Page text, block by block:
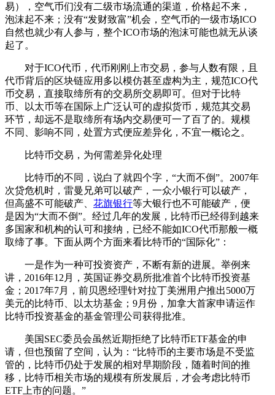
易），空气币们没有二级市场流通的渠道，价格起不来，
泡沫起不来；没有“发财致富”机会，空气币的一级市场ICO
自然也就少有人参与，整个ICO市场的泡沫可能也就无从谈
起了。
对于ICO代币，代币刚刚上市交易，参与人数有限，且
代币背后的区块链应用多以模仿甚至虚构为主，规范ICO代
币交易，直接取缔所有的交易所交易即可。但对于比特
币、以太币等在国际上广泛认可的虚拟货币，规范其交易
环节，却远不是取缔所有场内交易便可一了百了的。规模
不同、影响不同，处置方式便应差异化，不宜一概论之。
比特币交易，为何需差异化处理
比特币的不同，说白了就四个字，“大而不倒”。2007年
次贷危机时，雷曼兄弟可以破产，一众小银行可以破产，
但高盛不可能破产、 花旗银行等大银行也不可能破产，便
是因为“大而不倒”。经过几年的发展，比特币已经得到越来
多国家和机构的认可和接纳，已经不能如ICO代币那般一概
取缔了事。下面从两个方面来看比特币的“国际化”：
一是作为一种可投资资产，不断有新的进展。举例来
讲，2016年12月，英国证券交易所批准首个比特币投资基
金；2017年7月，前贝恩经理针对拉丁美洲用户推出5000万
美元的比特币、以太坊基金；9月份，加拿大首家申请运作
比特币投资基金的基金管理公司获得批准。
美国SEC委员会虽然近期拒绝了比特币ETF基金的申
请，但也预留了空间，认为：“比特币的主要市场是不受监
管的，比特币仍处于发展的相对早期阶段，随着时间的推
移，比特币相关市场的规模有所发展后，才会考虑比特币
ETF上市的问题。”